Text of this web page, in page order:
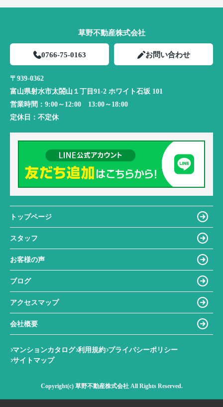
草野不動産株式会社
0766-75-0163 お問い合わせ
〒939-0362
富山県射水市太閤山１丁目91-2 ホワイト石坂 101
営業時間： 9:00～12:00 13:00～18:00
定休日： 不定休
トップページ
スタッフ
お客様の声
ブログ
アクセスマップ
会社概要
マンションカタログ 利用規約 プライバシーポリシー
サイトマップ
Copyright(c) 草野不動産株式会社 All Rights Reserved.